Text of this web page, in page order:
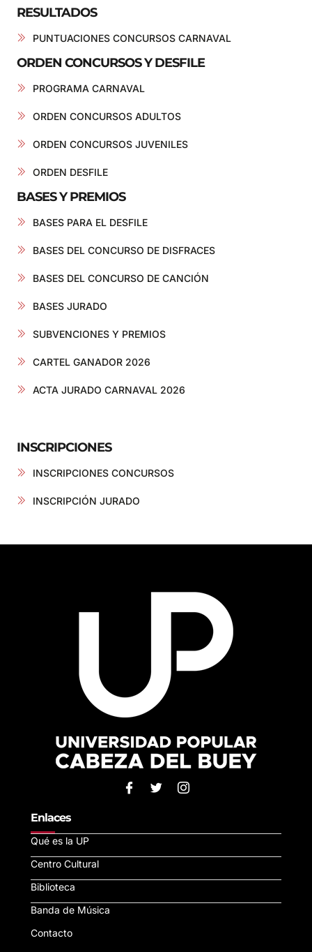
RESULTADOS
PUNTUACIONES CONCURSOS CARNAVAL
ORDEN CONCURSOS Y DESFILE
PROGRAMA CARNAVAL
ORDEN CONCURSOS ADULTOS
ORDEN CONCURSOS JUVENILES
ORDEN DESFILE
BASES Y PREMIOS
BASES PARA EL DESFILE
BASES DEL CONCURSO DE DISFRACES
BASES DEL CONCURSO DE CANCIÓN
BASES JURADO
SUBVENCIONES Y PREMIOS
CARTEL GANADOR 2026
ACTA JURADO CARNAVAL 2026
INSCRIPCIONES
INSCRIPCIONES CONCURSOS
INSCRIPCIÓN JURADO
Enlaces
Qué es la UP
Centro Cultural
Biblioteca
Banda de Música
Contacto